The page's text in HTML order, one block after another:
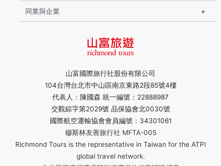
山富國際旅行社股份有限公司
104台灣台北市中山區南京東路2段85號4樓
代表人：陳國森 統一編號：22888987
交觀綜字第2029號 品保協會北0030號
國際航空運輸協會會員編號：34301061
穆斯林友善旅行社 MFTA-005
Richmond Tours is the representative in Taiwan for the ATPI
global travel network.
同業與企業